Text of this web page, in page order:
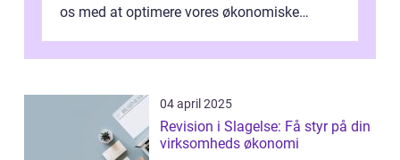
os med at optimere vores økonomiske
04 april 2025
Revision i Slagelse: Få styr på din
virksomheds økonomi